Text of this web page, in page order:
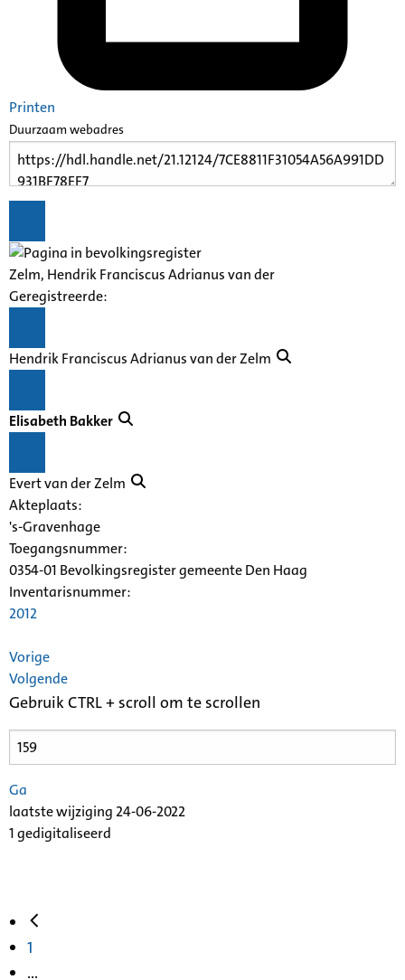
Printen
Duurzaam webadres
Zelm, Hendrik Franciscus Adrianus van der
Geregistreerde:
Hendrik Franciscus Adrianus van der Zelm
Elisabeth Bakker
Evert van der Zelm
Akteplaats:
's-Gravenhage
Toegangsnummer:
0354-01 Bevolkingsregister gemeente Den Haag
Inventarisnummer:
2012
Vorige
Volgende
Gebruik CTRL + scroll om te scrollen
Ga
laatste wijziging 24-06-2022
1 gedigitaliseerd
1
...